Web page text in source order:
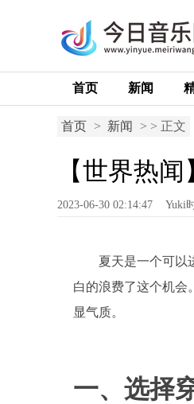
首页 新闻
首页 > 新闻 > > 正文
【世界热
2023-06-30 02:14:47 Yuki
夏天是一个可以
白的浪费了这个机会
显气质。
一、选择